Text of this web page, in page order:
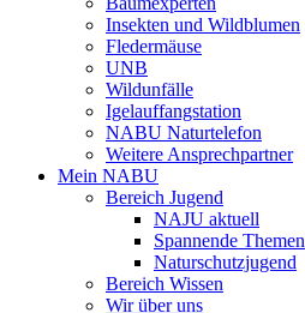
Insekten und Wildblumen
Fledermäuse
UNB
Wildunfälle
Igelauffangstation
NABU Naturtelefon
Weitere Ansprechpartner
Mein NABU
Bereich Jugend
NAJU aktuell
Spannende Themen
Naturschutzjugend
Bereich Wissen
Wir über uns